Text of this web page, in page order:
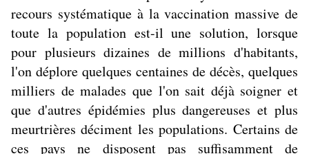
recours systématique à la vaccination massive de
toute la population est-il une solution, lorsque
pour plusieurs dizaines de millions d'habitants,
l'on déplore quelques centaines de décès, quelques
milliers de malades que l'on sait déjà soigner et
que d'autres épidémies plus dangereuses et plus
meurtrières déciment les populations. Certains de
ces pays ne disposent pas suffisamment de